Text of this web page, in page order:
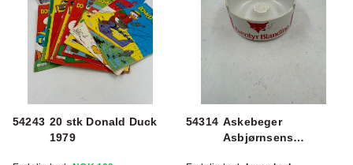
54243 20 stk Donald Duck
1979
54314 Askebeger
Asbjørnsens